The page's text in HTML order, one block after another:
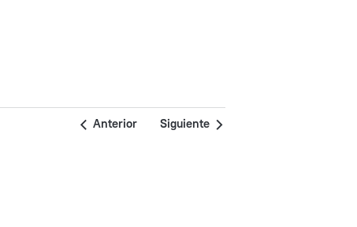
Anterior Siguiente